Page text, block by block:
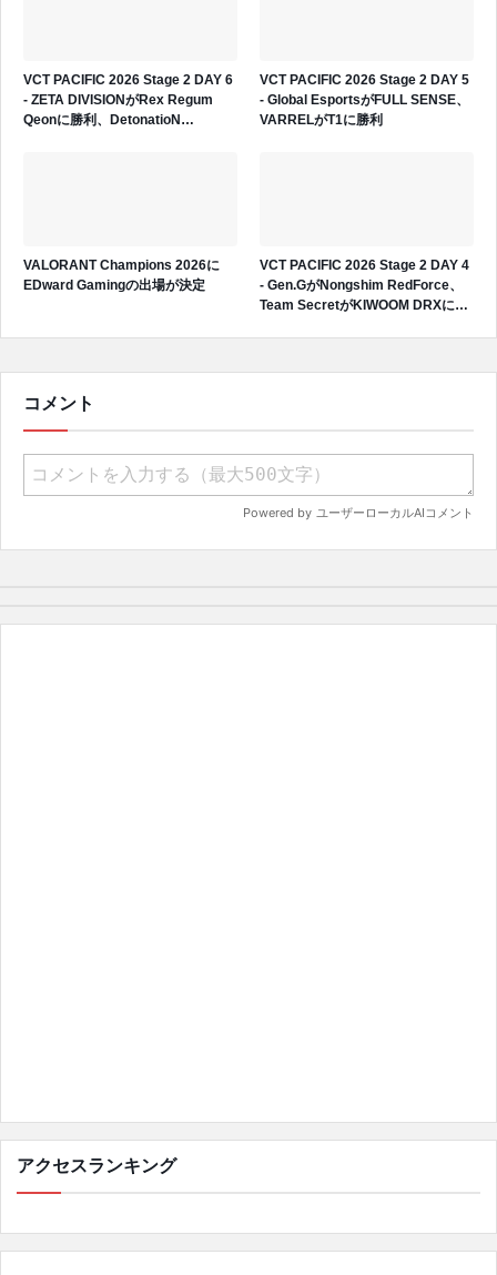
VCT PACIFIC 2026 Stage 2 DAY 6
- ZETA DIVISIONがRex Regum
Qeonに勝利、DetonatioN
VCT PACIFIC 2026 Stage 2 DAY 5
- Global EsportsがFULL SENSE、
VARRELがT1に勝利
VALORANT Champions 2026に
EDward Gamingの出場が決定
VCT PACIFIC 2026 Stage 2 DAY 4
- Gen.GがNongshim RedForce、
Team SecretがKIWOOM DRXに勝
コメント
アクセスランキング